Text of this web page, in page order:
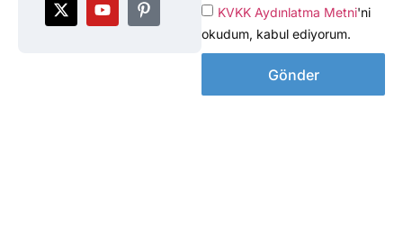
KVKK Aydınlatma Metni'ni
okudum, kabul ediyorum.
Gönder